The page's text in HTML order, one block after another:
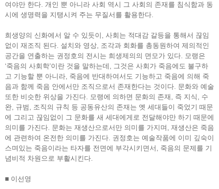
여야만 한다. 개인 뿐 아니라 사회 역시 그 사회의 존재를 침식함과 동
시에 생명력을 지탱시켜 주는 무질서를 활용한다.
희생양의 신화에서 알 수 있듯이, 사회는 적대감 갈등을 통해서 끊임
없이 재조직 된다. 설치와 영상, 조각과 회화를 총동원하여 제의적인
공간을 연출하는 권정호의 전시는 희생제의의 면모가 있다. 모랭은
‘죽음의 사회학’이란 것을 말하는데, 그것은 사회가 죽음에도 불구하
고 기능할 뿐 아니라, 죽음에 반대하여서도 기능하고 죽음에 의해 죽
음과 함께 죽음 안에서만 조직으로서 존재한다는 것이다. 문화와 예술
또한 비슷한 위상을 가진다. 모랭에 의하면 문화의 존재, 즉 지식, 수
완, 규범, 조직의 규칙 등 공동유산의 존재는 옛 세대들이 죽었기 때문
에 그리고 끊임없이 그 문화를 새 세대에게로 전달해야만 하기 때문에
의미를 가진다. 문화는 재생산으로서만 의미를 가지며, 재생산은 죽음
에 관련하여 온전한 의미를 가진다. 권정호는 예술작품에 이미 깊숙이
스며있는 죽음이라는 타자를 전면에 부각시키면서, 죽음의 문제를 기
념비적 차원으로 부활시킨다.
■ 이선영